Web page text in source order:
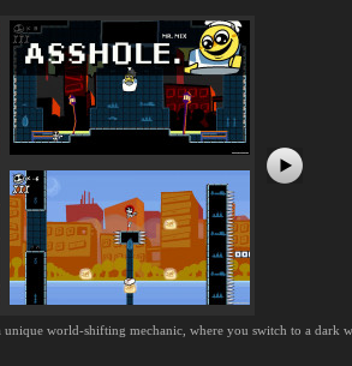
world-shifting mechanic, where you switch to a dark